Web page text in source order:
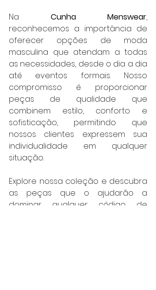
Na Cunha Menswear,
reconhecemos a importância de
oferecer opções de moda
masculina que atendam a todas
as necessidades, desde o dia a dia
até eventos formais. Nosso
compromisso é proporcionar
peças de qualidade que
combinem estilo, conforto e
sofisticação, permitindo que
nossos clientes expressem sua
individualidade em qualquer
situação.
Explore nossa coleção e descubra
as peças que o ajudarão a
dominar qualquer código de